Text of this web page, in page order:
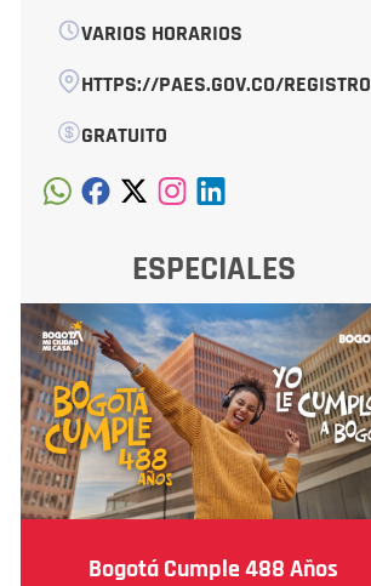
VARIOS HORARIOS
HTTPS://PAES.GOV.CO/REGISTRO
GRATUITO
ESPECIALES
Bogotá Cumple 488 Años